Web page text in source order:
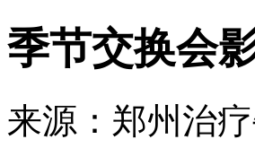
季节交换会
来源：郑州治